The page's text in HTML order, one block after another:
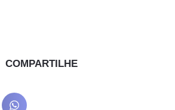
COMPARTILHE